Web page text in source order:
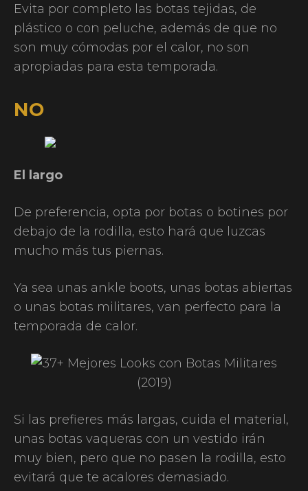
Evita por completo las botas tejidas, de
plástico o con peluche, además de que no
son muy cómodas por el calor, no son
apropiadas para esta temporada.
NO
El largo
De preferencia, opta por botas o botines por
debajo de la rodilla, esto hará que luzcas
mucho más tus piernas.
Ya sea unas ankle boots, unas botas abiertas
o unas botas militares, van perfecto para la
temporada de calor.
Si las prefieres más largas, cuida el material,
unas botas vaqueras con un vestido irán
muy bien, pero que no pasen la rodilla, esto
evitará que te acalores demasiado.